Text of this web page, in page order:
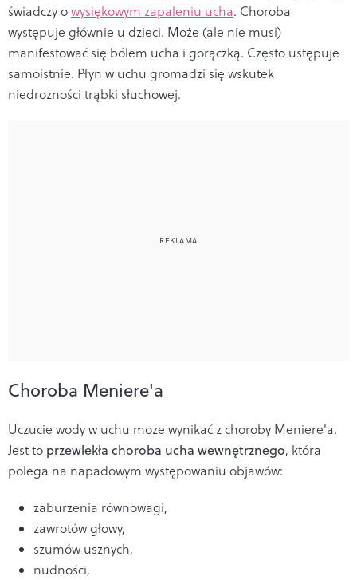
świadczy owysiękowym zapaleniu ucha. Choroba
występuje głównie u dzieci. Może (ale nie musi)
manifestować się bólem ucha i gorączką. Często ustępuje
samoistnie. Płyn w uchu gromadzi się wskutek
niedrożności trąbki słuchowej.
Choroba Meniere'a
Uczucie wody w uchu może wynikać z choroby Meniere'a.
Jest to przewlekła choroba ucha wewnętrznego, która
polega na napadowym występowaniu objawów:
zaburzenia równowagi,
zawrotów głowy,
szumów usznych,
nudności,